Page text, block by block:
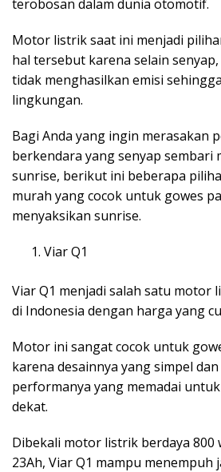
terobosan dalam dunia otomotif.
Motor listrik saat ini menjadi
hal tersebut karena selain
tidak menghasilkan emisi
lingkungan.
Bagi Anda yang ingin merasakan
berkendara yang senyap sembari
sunrise, berikut ini beberapa
murah yang cocok untuk gowes
menyaksikan sunrise.
Viar Q1
Viar Q1 menjadi salah satu motor
di Indonesia dengan harga yang
Motor ini sangat cocok untuk
karena desainnya yang simpel
performanya yang memadai
dekat.
Dibekali motor listrik berdaya 800
23Ah, Viar Q1 mampu menempuh